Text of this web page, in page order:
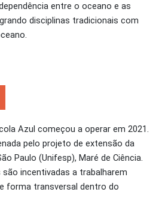
entre o oceano e as
disciplinas tradicionais com
Azul começou a operar em 2021.
pelo projeto de extensão da
Paulo (Unifesp), Maré de Ciência.
incentivadas a trabalharem
forma transversal dentro do